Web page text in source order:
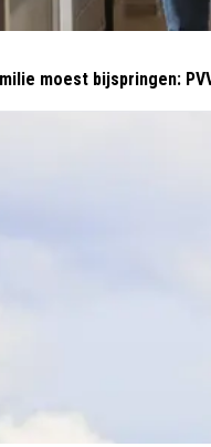
moest bijspringen: